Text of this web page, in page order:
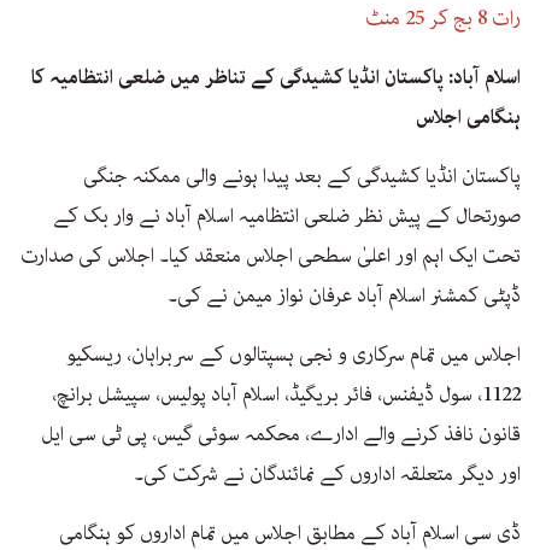
رات 8 بج کر 25 منٹ
اسلام آباد: پاکستان انڈیا کشیدگی کے تناظر میں ضلعی انتظامیہ کا
ہنگامی اجلاس
پاکستان انڈیا کشیدگی کے بعد پیدا ہونے والی ممکنہ جنگی
صورتحال کے پیش نظر ضلعی انتظامیہ اسلام آباد نے وار بک کے
تحت ایک اہم اور اعلیٰ سطحی اجلاس منعقد کیا۔ اجلاس کی صدارت
ڈپٹی کمشنر اسلام آباد عرفان نواز میمن نے کی۔
اجلاس میں تمام سرکاری و نجی ہسپتالوں کے سربراہان، ریسکیو
1122، سول ڈیفنس، فائر بریگیڈ، اسلام آباد پولیس، سپیشل برانچ،
قانون نافذ کرنے والے ادارے، محکمہ سوئی گیس، پی ٹی سی ایل
اور دیگر متعلقہ اداروں کے نمائندگان نے شرکت کی۔
ڈی سی اسلام آباد کے مطابق اجلاس میں تمام اداروں کو ہنگامی